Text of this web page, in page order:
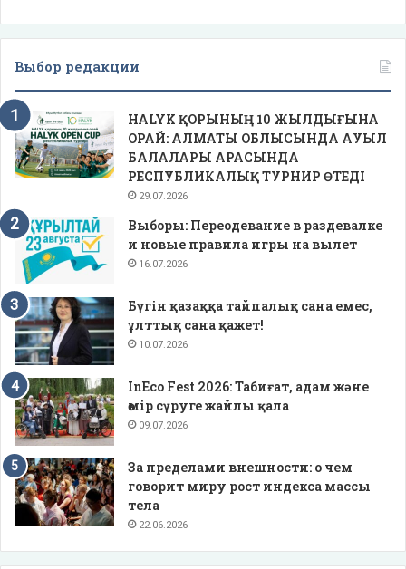
Выбор редакции
HALYK ҚОРЫНЫҢ 10 ЖЫЛДЫҒЫНА
ОРАЙ: АЛМАТЫ ОБЛЫСЫНДА АУЫЛ
БАЛАЛАРЫ АРАСЫНДА
РЕСПУБЛИКАЛЫҚ ТУРНИР ӨТЕДІ
29.07.2026
Выборы: Переодевание в раздевалке
и новые правила игры на вылет
16.07.2026
Бүгін қазаққа тайпалық сана емес,
ұлттық сана қажет!
10.07.2026
InEco Fest 2026: Табиғат, адам және
өмір сүруге жайлы қала
09.07.2026
За пределами внешности: о чем
говорит миру рост индекса массы
тела
22.06.2026